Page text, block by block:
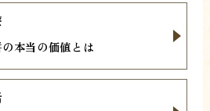
本当の価値とは